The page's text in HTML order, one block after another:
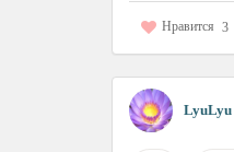
Нравится 3
LyuLyu